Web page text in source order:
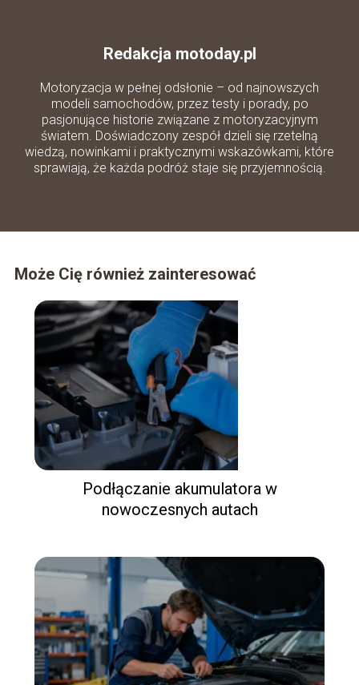
Redakcja motoday.pl
Motoryzacja w pełnej odsłonie – od najnowszych
modeli samochodów, przez testy i porady, po
pasjonujące historie związane z motoryzacyjnym
światem. Doświadczony zespół dzieli się rzetelną
wiedzą, nowinkami i praktycznymi wskazówkami, które
sprawiają, że każda podróż staje się przyjemnością.
Może Cię również zainteresować
Podłączanie akumulatora w
nowoczesnych autach